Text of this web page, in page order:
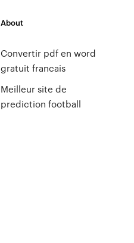
About
Convertir pdf en word
gratuit francais
Meilleur site de
prediction football